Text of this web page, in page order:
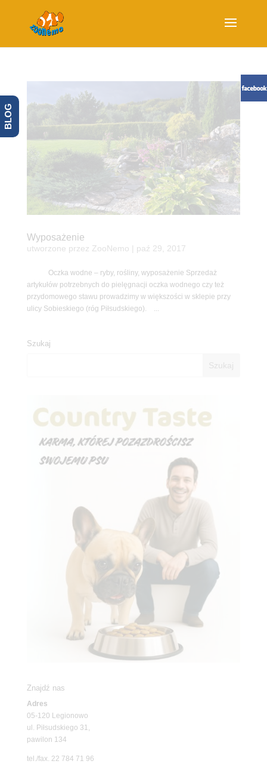
Wyposażenie
utworzone przez ZooNemo paź 29, 2017
Oczka wodne – ryby, rośliny, wyposażenie Sprzedaż
artykułów potrzebnych do pielęgnacji oczka wodnego czy też
przydomowego stawu prowadzimy w większości w sklepie przy
ulicy Sobieskiego (róg Piłsudskiego). ...
Szukaj
Znajdź nas
Adres
05-120 Legionowo
ul. Piłsudskiego 31,
pawilon 134
tel./fax. 22 784 71 96
BLOG